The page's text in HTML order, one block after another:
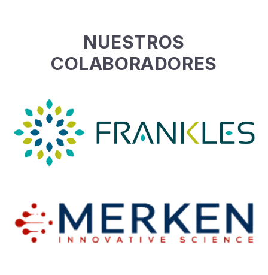
NUESTROS
COLABORADORES